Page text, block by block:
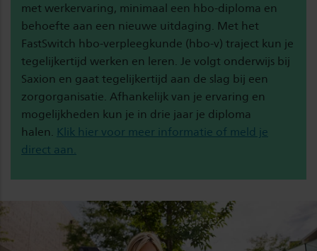
met werkervaring, minimaal een hbo-diploma en
behoefte aan een nieuwe uitdaging. Met het
FastSwitch hbo-verpleegkunde (hbo-v) traject kun je
tegelijkertijd werken en leren. Je volgt onderwijs bij
Saxion en gaat tegelijkertijd aan de slag bij een
zorgorganisatie. Afhankelijk van je ervaring en
mogelijkheden kun je in drie jaar je diploma
halen. Klik hier voor meer informatie of meld je
direct aan.